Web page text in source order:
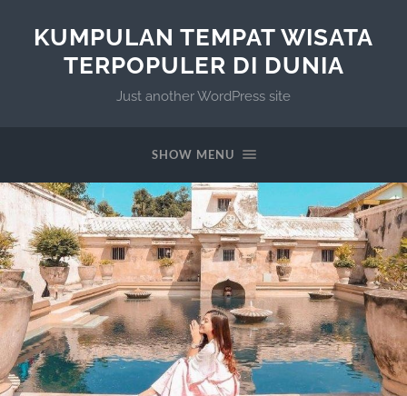
KUMPULAN TEMPAT WISATA
TERPOPULER DI DUNIA
Just another WordPress site
SHOW MENU